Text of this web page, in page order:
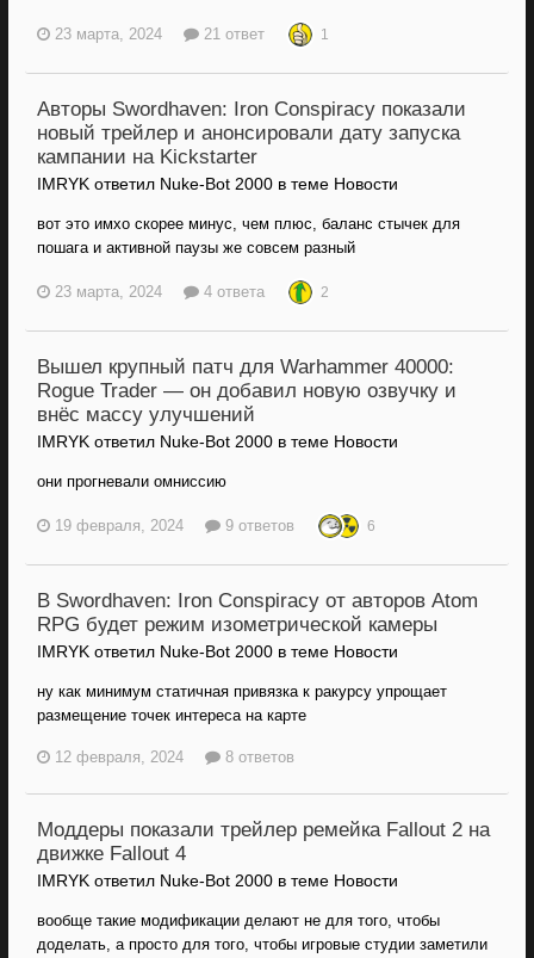
23 марта, 2024 21 ответ 1
Авторы Swordhaven: Iron Conspiracy показали
новый трейлер и анонсировали дату запуска
кампании на Kickstarter
IMRYK ответил Nuke-Bot 2000 в теме Новости
вот это имхо скорее минус, чем плюс, баланс стычек для
пошага и активной паузы же совсем разный
23 марта, 2024 4 ответа 2
Вышел крупный патч для Warhammer 40000:
Rogue Trader — он добавил новую озвучку и
внёс массу улучшений
IMRYK ответил Nuke-Bot 2000 в теме Новости
они прогневали омниссию
19 февраля, 2024 9 ответов 6
В Swordhaven: Iron Conspiracy от авторов Atom
RPG будет режим изометрической камеры
IMRYK ответил Nuke-Bot 2000 в теме Новости
ну как минимум статичная привязка к ракурсу упрощает
размещение точек интереса на карте
12 февраля, 2024 8 ответов
Моддеры показали трейлер ремейка Fallout 2 на
движке Fallout 4
IMRYK ответил Nuke-Bot 2000 в теме Новости
вообще такие модификации делают не для того, чтобы
доделать, а просто для того, чтобы игровые студии заметили